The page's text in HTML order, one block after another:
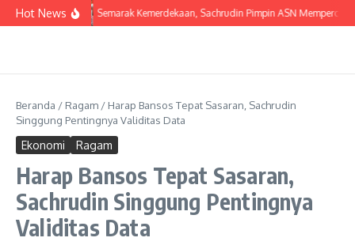
Lewati ke konten
Hot News Semarak Kemerdekaan, Sachrudin Pimpin ASN
Beranda / Ragam / Harap Bansos Tepat Sasaran, Sachrudin
Singgung Pentingnya Validitas Data
Ekonomi Ragam
Harap Bansos Tepat Sasaran,
Sachrudin Singgung Pentingnya
Validitas Data